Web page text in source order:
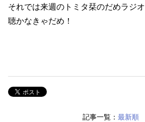
それでは来週のトミタ栞のだめラジオ
聴かなきゃだめ！
記事一覧： 最新順